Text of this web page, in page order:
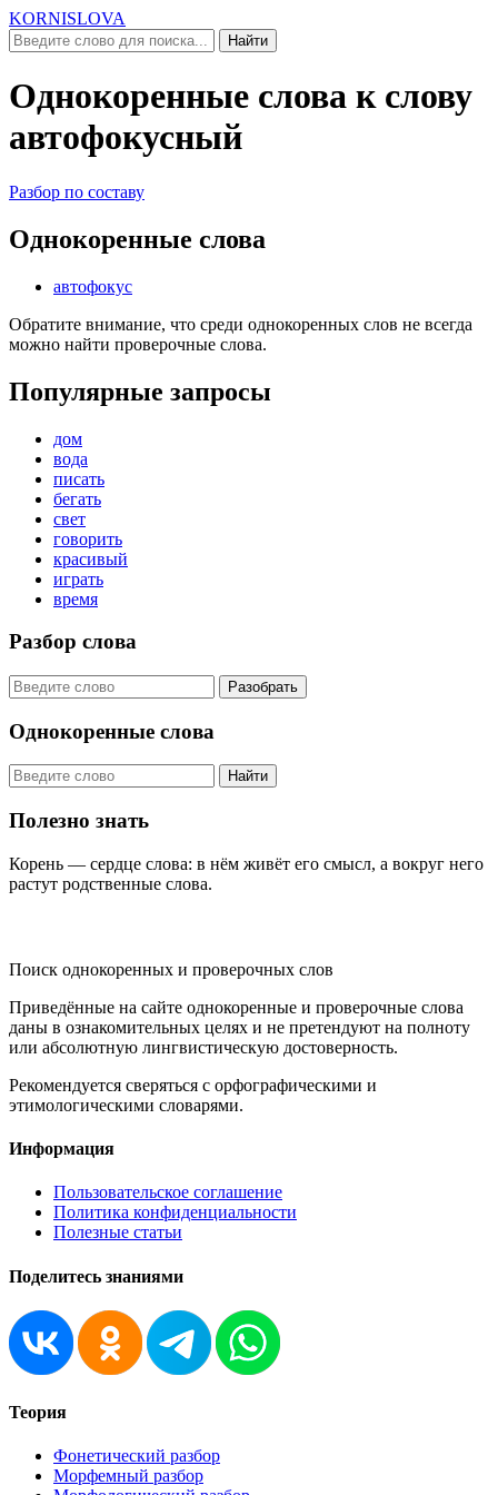
KORNISLOVA
Найти
Однокоренные слова к слову
автофокусный
Разбор по составу
Однокоренные слова
автофокус
Обратите внимание, что среди однокоренных слов не всегда
можно найти проверочные слова.
Популярные запросы
дом
вода
писать
бегать
свет
говорить
красивый
играть
время
Разбор слова
Разобрать
Однокоренные слова
Найти
Полезно знать
Корень — сердце слова: в нём живёт его смысл, а вокруг него
растут родственные слова.
Поиск однокоренных и проверочных слов
Приведённые на сайте однокоренные и проверочные слова
даны в ознакомительных целях и не претендуют на полноту
или абсолютную лингвистическую достоверность.
Рекомендуется сверяться с орфографическими и
этимологическими словарями.
Информация
Пользовательское соглашение
Политика конфиденциальности
Полезные статьи
Поделитесь знаниями
Теория
Фонетический разбор
Морфемный разбор